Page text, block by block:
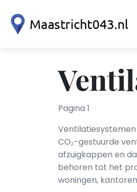
Pagina 1
CO₂-gestuurde
afzuigkappen en
behoren tot het
woningen,